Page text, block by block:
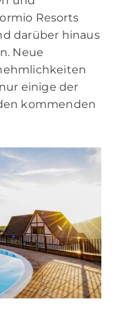
Resorts
darüber hinaus
Neue
einige der
kommenden